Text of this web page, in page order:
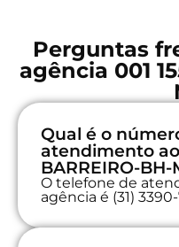
Perguntas
agência 001
Qual é o
atendimento ao
BARREIRO-BH-
O telefone de
agência é (31)